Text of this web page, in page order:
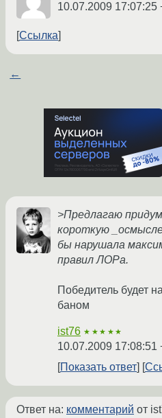
10.07.2009 17:07:25
Ссылка
←
>Предлагаю
короткую
бы нарушала
правил ЛОРа.
Победитель будет
баном
ist76 ★★★★★
10.07.2009 17:08:51
Показать ответ
Ответ на: комментарий от